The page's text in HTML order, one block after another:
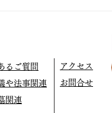
るご質問
や法事関連
関連
アクセス
お問合せ